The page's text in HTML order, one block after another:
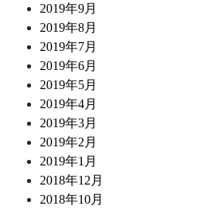
2019年9月
2019年8月
2019年7月
2019年6月
2019年5月
2019年4月
2019年3月
2019年2月
2019年1月
2018年12月
2018年10月